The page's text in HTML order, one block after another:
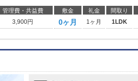
管理費・共益費 敷金 礼金 間取り
3,900円 0ヶ月 1ヶ月 1LDK